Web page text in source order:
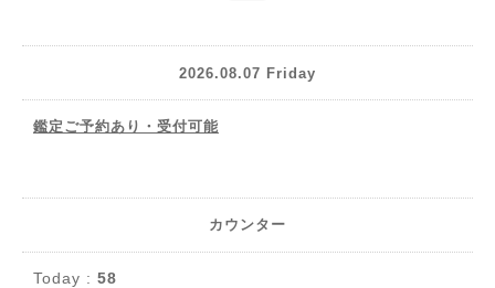
2026.08.07 Friday
鑑定ご予約あり・受付可能
カウンター
Today : 58